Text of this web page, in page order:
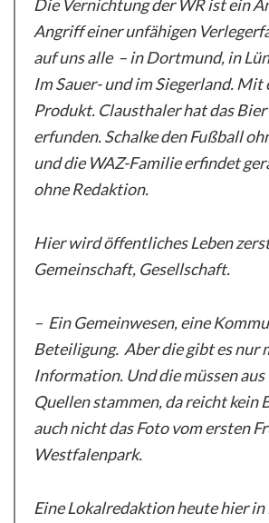
Die Vernichtung der WR ist ein
Angriff einer unfähigen
auf uns alle – in Dortmund, in
Im Sauer- und im Siegerland. Mit
Produkt. Clausthaler hat das
erfunden. Schalke den Fußball
und die WAZ-Familie erfindet
ohne Redaktion.
Hier wird öffentliches Leben
Gemeinschaft, Gesellschaft.
– Ein Gemeinwesen, eine
Beteiligung. Aber die gibt es nur
Information. Und die müssen
Quellen stammen, da reicht kein
auch nicht das Foto vom ersten
Westfalenpark.
Eine Lokalredaktion heute hier